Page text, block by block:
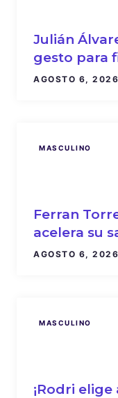
Julián
gesto para
AGOSTO 6, 2026
MASCULINO
Ferran
acelera su
AGOSTO 6, 2026
MASCULINO
¡Rodri elige